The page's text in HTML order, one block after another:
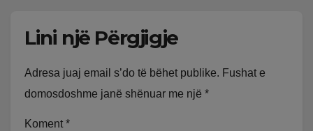
Lini një Përgjigje
Adresa juaj email s’do të bëhet publike. Fushat e
domosdoshme janë shënuar me një *
Koment *